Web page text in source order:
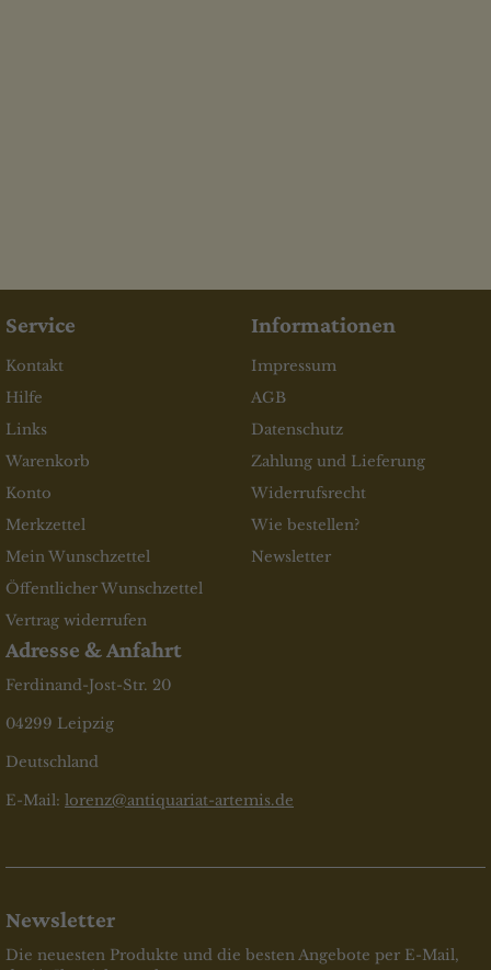
Service
Kontakt
Hilfe
Links
Warenkorb
Konto
Merkzettel
Mein Wunschzettel
Öffentlicher Wunschzettel
Vertrag widerrufen
Informationen
Impressum
AGB
Datenschutz
Zahlung und Lieferung
Widerrufsrecht
Wie bestellen?
Newsletter
Adresse & Anfahrt
Ferdinand-Jost-Str. 20
04299 Leipzig
Deutschland
E-Mail: lorenz@antiquariat-artemis.de
Newsletter
Die neuesten Produkte und die besten Angebote per E-Mail,